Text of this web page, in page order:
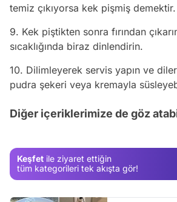
temiz çıkıyorsa kek pişmiş demektir.
9. Kek piştikten sonra fırından
sıcaklığında biraz dinlendirin.
10. Dilimleyerek servis yapın ve
pudra şekeri veya kremayla
Diğer içeriklerimize de göz
Keşfet ile ziyaret ettiğin
tüm kategorileri tek akışta gör!